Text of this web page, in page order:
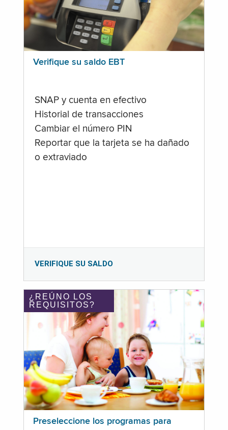
Verifique su saldo EBT
SNAP y cuenta en efectivo
Historial de transacciones
Cambiar el número PIN
Reportar que la tarjeta se ha dañado
o extraviado
VERIFIQUE SU SALDO
¿REÚNO LOS
REQUISITOS?
Preseleccione los programas para